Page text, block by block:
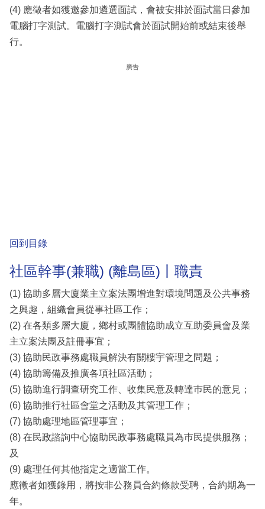
(4) 應徵者如獲邀參加遴選面試，會被安排於面試當日參加
電腦打字測試。電腦打字測試會於面試開始前或結束後舉
行。
廣告
回到目錄
社區幹事(兼職) (離島區)丨職責
(1) 協助多層大廈業主立案法團增進對環境問題及公共事務
之興趣，組織會員從事社區工作；
(2) 在各類多層大廈，鄉村或團體協助成立互助委員會及業
主立案法團及註冊事宜；
(3) 協助民政事務處職員解決有關樓宇管理之問題；
(4) 協助籌備及推廣各項社區活動；
(5) 協助進行調查研究工作、收集民意及轉達巿民的意見；
(6) 協助推行社區會堂之活動及其管理工作；
(7) 協助處理地區管理事宜；
(8) 在民政諮詢中心協助民政事務處職員為巿民提供服務；
及
(9) 處理任何其他指定之適當工作。
應徵者如獲錄用，將按非公務員合約條款受聘，合約期為一
年。